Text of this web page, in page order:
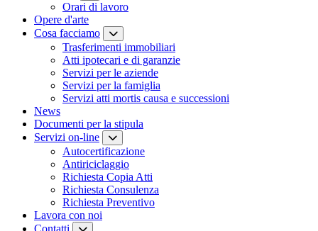
Orari di lavoro
Opere d'arte
Cosa facciamo
Trasferimenti immobiliari
Atti ipotecari e di garanzie
Servizi per le aziende
Servizi per la famiglia
Servizi atti mortis causa e successioni
News
Documenti per la stipula
Servizi on-line
Autocertificazione
Antiriciclaggio
Richiesta Copia Atti
Richiesta Consulenza
Richiesta Preventivo
Lavora con noi